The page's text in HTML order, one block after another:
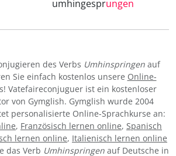
umhingesprungen
des Verbs Umhinspringenauf
Sie einfach kostenlos unsere Online-
Vatefaireconjuguer ist ein kostenloser
von Gymglish. Gymglish wurde 2004
personalisierte Online-Sprachkurse an:
, Französisch lernen online, Spanisch
lernen online, Italienisch lernen online
das Verb Umhinspringenauf Deutsche in